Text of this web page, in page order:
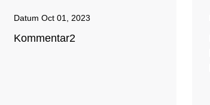
Datum Oct 01, 2023
Kommentar2